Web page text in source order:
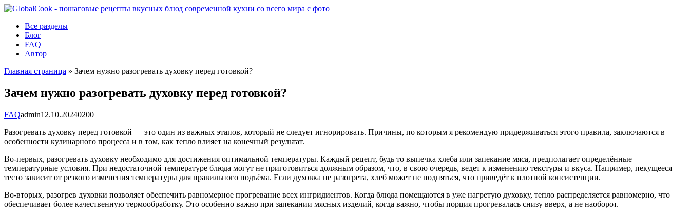
Перейти
контентуВсе разделы
Блог
FAQ
Автор
Главная страница » Зачем нужно разогревать духовку перед готовкой?
Зачем нужно разогревать духовку перед готовкой?
FAQadmin12.10.20240200
Разогревать духовку перед готовкой — это один из важных этапов, который не следует игнорировать. Причины, по которым я рекомендую придерживаться этого правила, заключаются в
особенности кулинарного процесса и в том, как тепло влияет на конечный результат.
Во-первых, разогревать духовку необходимо для достижения оптимальной температуры. Каждый рецепт, будь то выпечка хлеба или запекание мяса, предполагает определённые
температурные условия. При недостаточной температуре блюда могут не приготовиться должным образом, что, в свою очередь, ведет к изменению текстуры и вкуса. Например, пекущееся
тесто зависит от резкого изменения температуры для правильного подъёма. Если духовка не разогрета, хлеб может не подняться, что приведёт к плотной консистенции.
Во-вторых, разогрев духовки позволяет обеспечить равномерное прогревание всех ингридиентов. Когда блюда помещаются в уже нагретую духовку, тепло распределяется равномерно, что
обеспечивает более качественную термообработку. Это особенно важно при запекании мясных изделий, когда важно, чтобы порция прогревалась снизу вверх, а не наоборот.